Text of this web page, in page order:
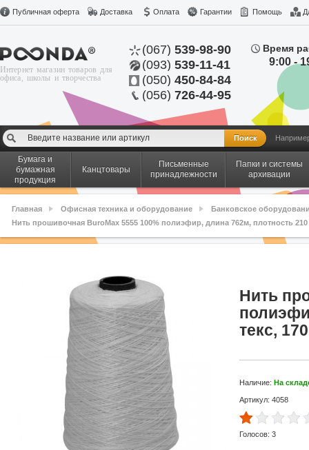
Публичная оферта Доставка Оплата Гарантии Помощь
Интернет магазин товаров для
офиса, школы и творчества
(067) 539-98-90
(093) 539-11-41
(050) 450-84-84
(056) 726-44-95
Время
9:00 -
Бумага и
бумажная
продукция
Канцтовары
Письменные
принадлежности
Папки и системы
архивации
Главная Офисная техника и оборудование
Банковское
Нить прошивочная BuroMax 5555 100% полиэфир, длина 762м, плотность 210
Нить
текс,
Наличие: На
Артикул: 4058
Голосов: 3